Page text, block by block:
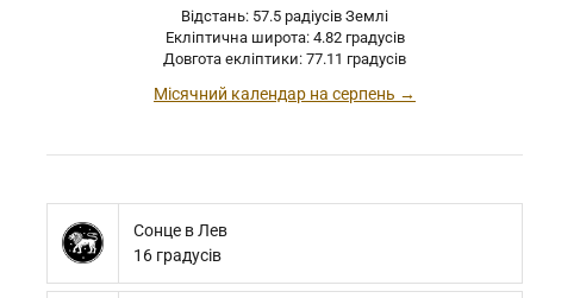
Відстань: 57.5 радіусів Землі
Екліптична широта: 4.82 градусів
Довгота екліптики: 77.11 градусів
Місячний календар на серпень →
Сонце в Лев
16 градусів